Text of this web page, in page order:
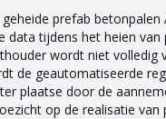
prefab
tijdens het heien van
wordt niet volledig
de geautomatiseerde
plaatse door de
op de realisatie van